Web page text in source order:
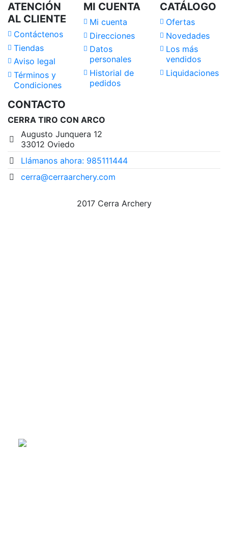
ATENCIÓN
AL CLIENTE
Contáctenos
Tiendas
Aviso legal
Términos y
Condiciones
MI CUENTA
Mi cuenta
Direcciones
Datos
personales
Historial de
pedidos
CATÁLOGO
Ofertas
Novedades
Los más
vendidos
Liquidaciones
CONTACTO
CERRA TIRO CON ARCO
Augusto Junquera 12
33012 Oviedo
Llámanos ahora: 985111444
cerra@cerraarchery.com
2017 Cerra Archery